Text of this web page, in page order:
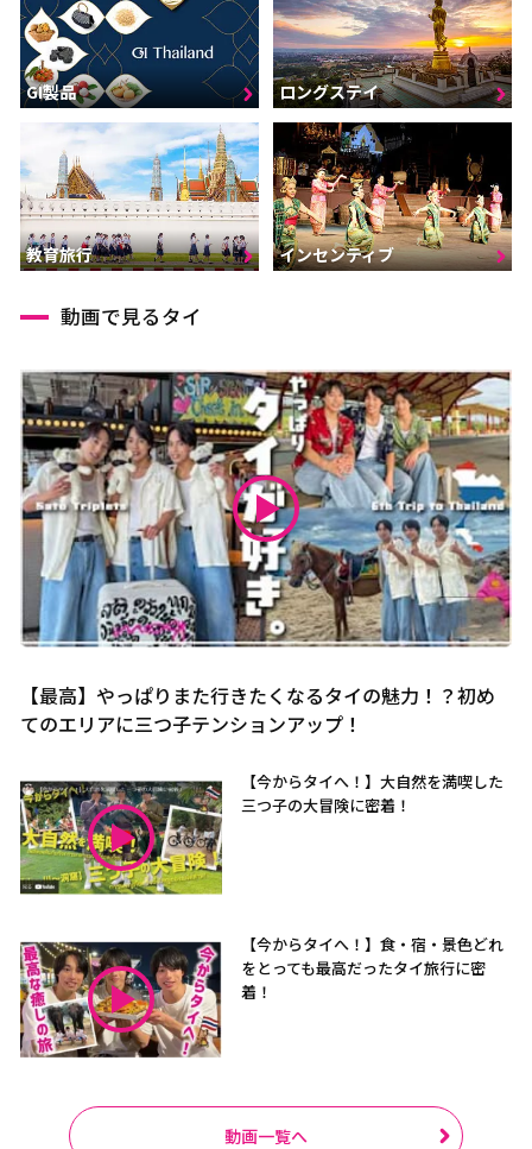
GI製品 ロングステイ
教育旅行 インセンティブ
動画で見るタイ
【最高】やっぱりまた行きたくなるタイの魅力！？初め
てのエリアに三つ子テンションアップ！
【今からタイへ！】大自然を満喫した
三つ子の大冒険に密着！
【今からタイへ！】食・宿・景色どれ
をとっても最高だったタイ旅行に密
着！
動画一覧へ